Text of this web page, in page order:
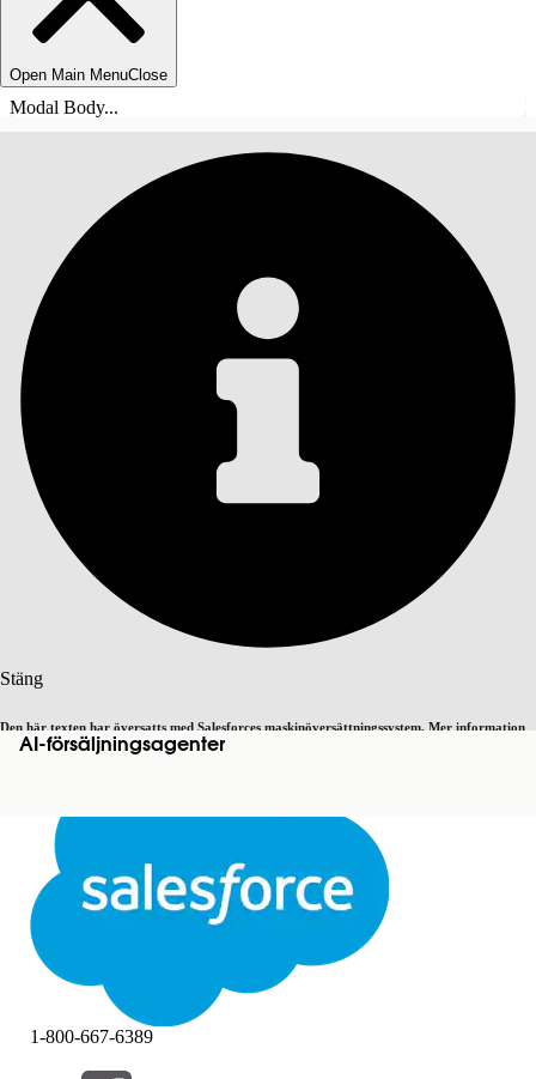
Open Main MenuClose
Modal Body...
Stäng
Den här texten har översatts med Salesforces maskinöversättningssystem. Mer information
. Byt till engelska Inte nu
StängStäng
AI-försäljningsagenter
Innehållsförteckningar
INNEHÅLLSFÖRTECKNINGAR
1-800-667-6389